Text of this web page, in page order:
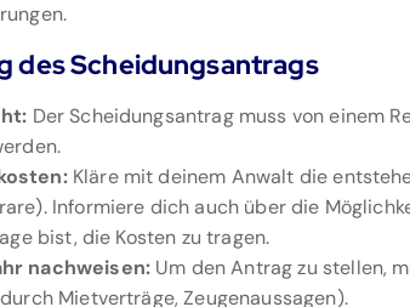
des Scheidungsantrags
Der Scheidungsantrag muss von einem
Kläre mit deinem Anwalt die
Informiere dich auch über die
bist, die Kosten zu tragen.
nachweisen: Um den Antrag zu stellen,
Mietverträge, Zeugenaussagen).